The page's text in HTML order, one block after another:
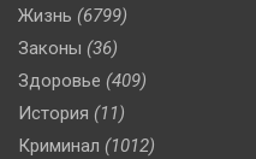
Жизнь (6799)
Законы (36)
Здоровье (409)
История (11)
Криминал (1012)